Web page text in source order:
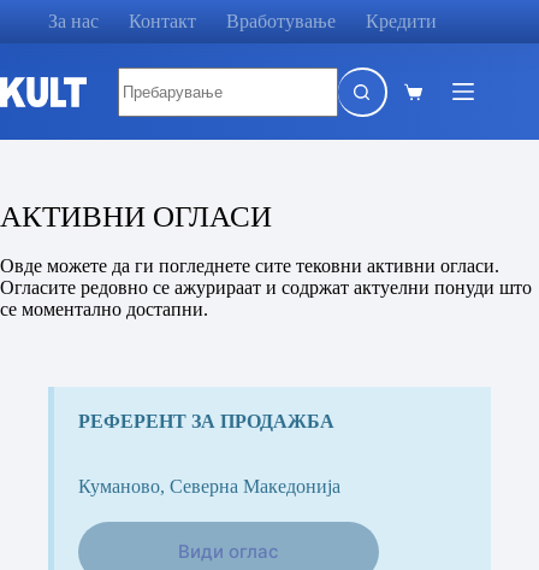
За нас Контакт Вработување Кредити
results
Shopping
АКТИВНИ ОГЛАСИ
Овде можете да ги погледнете сите тековни активни огласи.
Огласите редовно се ажурираат и содржат актуелни понуди што
се моментално достапни.
РЕФЕРЕНТ ЗА ПРОДАЖБА
Куманово, Северна Македонија
Види оглас